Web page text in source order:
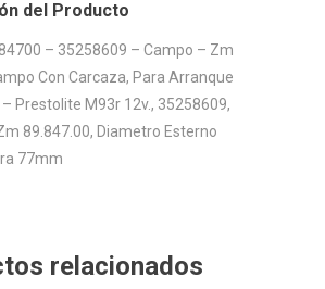
del Producto
– 35258609 – Campo – Zm
Con Carcaza, Para Arranque
– Prestolite M93r 12v., 35258609,
89.847.00, Diametro Esterno
77mm
relacionados